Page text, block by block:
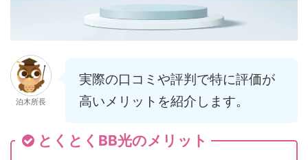
泊木所長
実際の口コミや評判で特に評価が
高いメリットを紹介します。
とくとくBB光のメリット